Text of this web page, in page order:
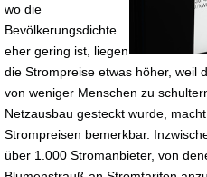
wo die
Bevölkerungsdichte
eher gering ist, liegen
die Strompreise etwas höher, weil
von weniger Menschen zu
Netzausbau gesteckt wurde,
Strompreisen bemerkbar.
über 1.000 Stromanbieter, von